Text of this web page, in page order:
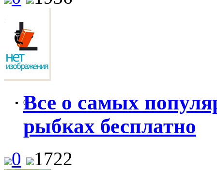
0
Все о самых
рыбках бесплатно
0 1722